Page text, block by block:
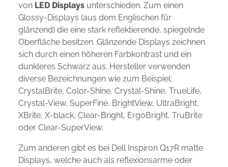
von LED Displays unterschieden. Zum einen
Glossy-Displays (aus dem Englischen für
glänzend) die eine stark reflektierende, spiegelnde
Oberfläche besitzen. Glänzende Displays zeichnen
sich durch einen höheren Farbkontrast und ein
dunkleres Schwarz aus. Hersteller verwenden
diverse Bezeichnungen wie zum Beispiel:
CrystalBrite, Color-Shine, Crystal-Shine, TrueLife,
Crystal-View, SuperFine, BrightView, UltraBright,
XBrite, X-black, Clear-Bright, ErgoBright, TruBrite
oder Clear-SuperView.
Zum anderen gibt es bei Dell Inspiron Q17R matte
Displays, welche auch als reflexionsarme oder